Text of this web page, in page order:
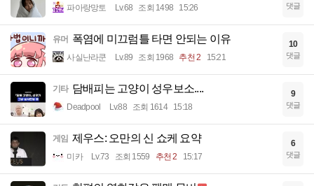
파아랑망토 Lv.68 조회 1498 15:26 댓글
유머 폭염에 미끄럼틀 타면 안되는 이유
사실난라쿤 Lv.89 조회 1968 추천 2 15:21
10
댓글
기타 담배피는 고양이 성우보소....
Deadpool Lv.88 조회 1614 15:18
9
댓글
게임 제우스: 오만의 신 쇼케 요약
미카 Lv.73 조회 1559 추천 2 15:17
6
댓글